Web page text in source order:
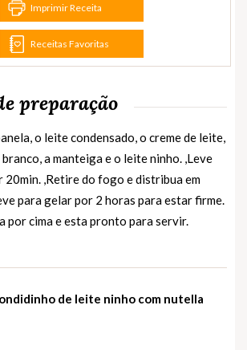
Imprimir Receita
Receitas Favoritas
preparação
o leite condensado, o creme de leite,
a manteiga e o leite ninho. ,Leve
,Retire do fogo e distribua em
para gelar por 2 horas para estar firme.
por cima e esta pronto para servir.
de leite ninho com nutella